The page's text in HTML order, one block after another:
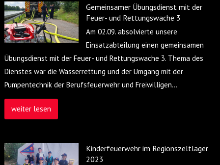
Gemeinsamer Übungsdienst mit der
Feuer- und Rettungswache 3
Am 02.09. absolvierte unsere
Einsatzabteilung einen gemeinsamen
Übungsdienst mit der Feuer- und Rettungswache 3. Thema des
Dienstes war die Wasserrettung und der Umgang mit der
Pumpentechnik der Berufsfeuerwehr und Freiwilligen…
weiter lesen
Kinderfeuerwehr im Regionszeltlager
2023